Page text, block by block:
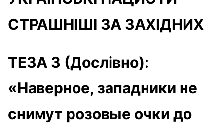
СТРАШНІШІ ЗА ЗАХІДНИХ
ТЕЗА 3 (Дослівно):
«Наверное, западники не
снимут розовые очки до